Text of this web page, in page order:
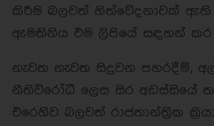
කිරීම බලවත් හිත්වේදනාවක් ඇති
ඇමතිනිය එම ලිපියේ සඳහන්
නැවත නැවත සිදුවන පහරදීම්,
නීතිවිරෝධී ලෙස සිර අඩස්සියේ
එරෙහිව බලවත් රාජතාන්ත්‍රික